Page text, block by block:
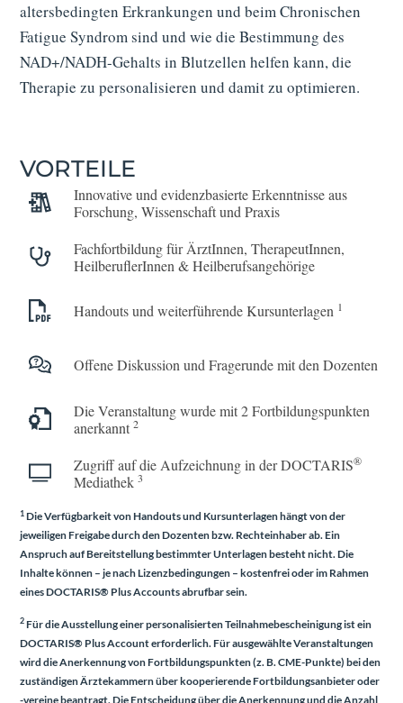
altersbedingten Erkrankungen und beim Chronischen
Fatigue Syndrom sind und wie die Bestimmung des
NAD+/NADH-Gehalts in Blutzellen helfen kann, die
Therapie zu personalisieren und damit zu optimieren.
VORTEILE
Innovative und evidenzbasierte Erkenntnisse aus
Forschung, Wissenschaft und Praxis
Fach­fort­bildung für ÄrztInnen, TherapeutInnen,
HeilberuflerInnen & Heilberufs­angehörige
Handouts und weiterführende Kursunterlagen 1
Offene Diskussion und Fragerunde mit den Dozenten
Die Veranstaltung wurde mit 2 Fortbildungs­punkten
anerkannt 2
Zugriff auf die Aufzeichnung in der DOCTARIS®
Mediathek 3
1 Die Verfügbarkeit von Handouts und Kursunterlagen hängt von der
jeweiligen Freigabe durch den Dozenten bzw. Rechteinhaber ab. Ein
Anspruch auf Bereitstellung bestimmter Unterlagen besteht nicht. Die
Inhalte können – je nach Lizenzbedingungen – kostenfrei oder im Rahmen
einesDOCTARIS® Plus Accountsabrufbar sein.
2Für die Ausstellung einer personalisierten Teilnahmebescheinigung ist ein
DOCTARIS® Plus Accounterforderlich. Für ausgewählte Veranstaltungen
wird die Anerkennung von Fortbildungspunkten (z. B. CME-Punkte) bei den
zuständigen Ärztekammern über kooperierende Fortbildungsanbieter oder
-vereine beantragt. Die Entscheidung über die Anerkennung und die Anzahl